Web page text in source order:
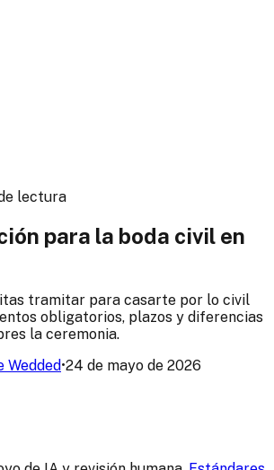
lectura
para la boda civil en
tramitar para casarte por lo civil
obligatorios, plazos y diferencias
la ceremonia.
Wedded•24 de mayo de 2026